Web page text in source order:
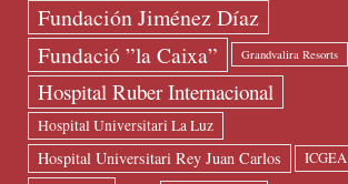
Fundación Jiménez Díaz
Fundació ”la Caixa” Grandvalira Resorts
Hospital Ruber Internacional
Hospital Universitari La Luz
Hospital Universitari Rey Juan Carlos ICGEA